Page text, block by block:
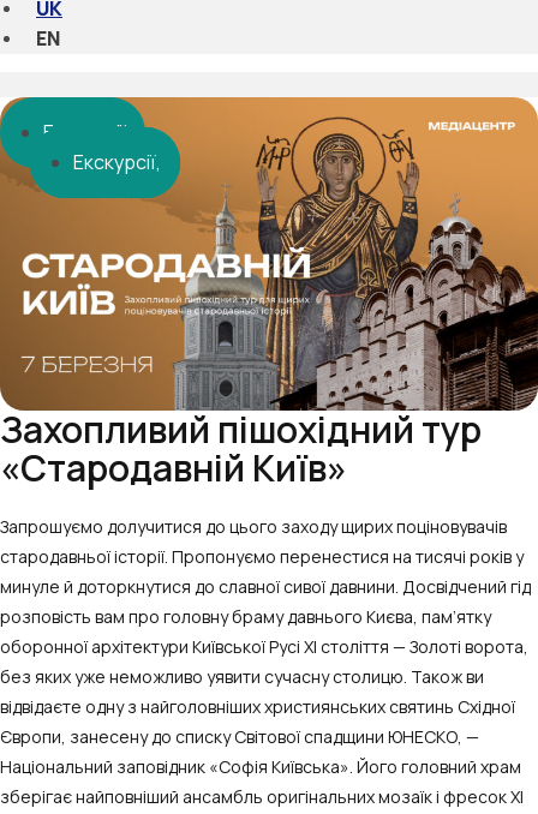
UK
EN
Екскурсії
Захопливий пішохідний тур
«Стародавній Київ»
Запрошуємо долучитися до цього заходу щирих поціновувачів
стародавньої історії. Пропонуємо перенестися на тисячі років у
минуле й доторкнутися до славної сивої давнини. Досвідчений гід
розповість вам про головну браму давнього Києва, пам’ятку
оборонної архітектури Київської Русі ХІ століття — Золоті ворота,
без яких уже неможливо уявити сучасну столицю. Також ви
відвідаєте одну з найголовніших християнських святинь Східної
Європи, занесену до списку Світової спадщини ЮНЕСКО, —
Національний заповідник «Софія Київська». Його головний храм
зберігає найповніший ансамбль оригінальних мозаїк і фресок ХІ
Екскурсії
Екскурсії
Екскурсії